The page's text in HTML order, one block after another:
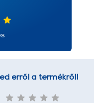
erről a termékről!